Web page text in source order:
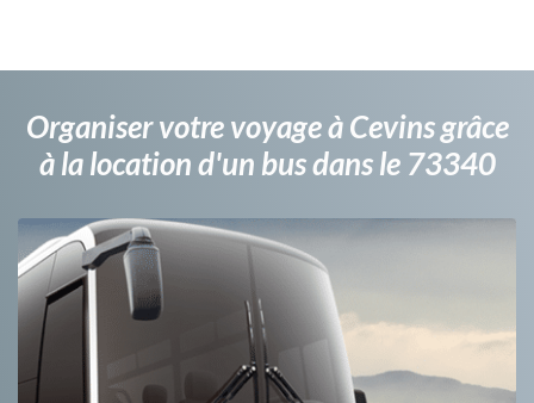
Organiser votre voyage à Cevins grâce
à la location d'un bus dans le 73340